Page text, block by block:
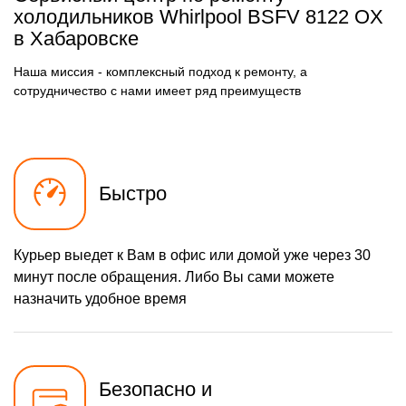
Замена электросхемы
590 р
Замена нагревателя
оттайки
500 р
холодильников Whirlpool BSFV 8122 OX
в Хабаровске
Наша миссия - комплексный подход к ремонту, а
сотрудничество с нами имеет ряд преимуществ
Быстро
Курьер выедет к Вам в офис или домой уже через 30
минут после обращения. Либо Вы сами можете
назначить удобное время
Безопасно и